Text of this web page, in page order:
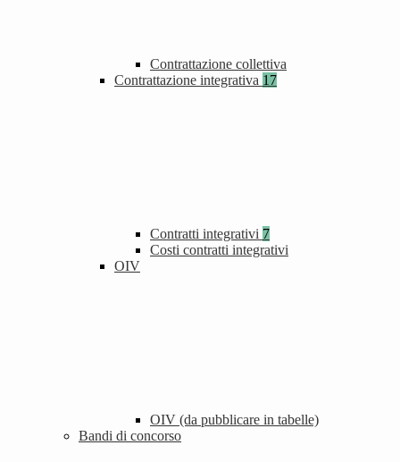
Contrattazione collettiva
Contrattazione integrativa 17
Contratti integrativi 7
Costi contratti integrativi
OIV
OIV (da pubblicare in tabelle)
Bandi di concorso